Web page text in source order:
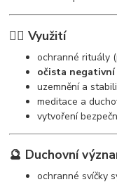
🧘‍♀️ Využití
ochranné rituály
očista
uzemnění a
meditace a
vytvoření
🔮 Duchovní
ochranné svíčky